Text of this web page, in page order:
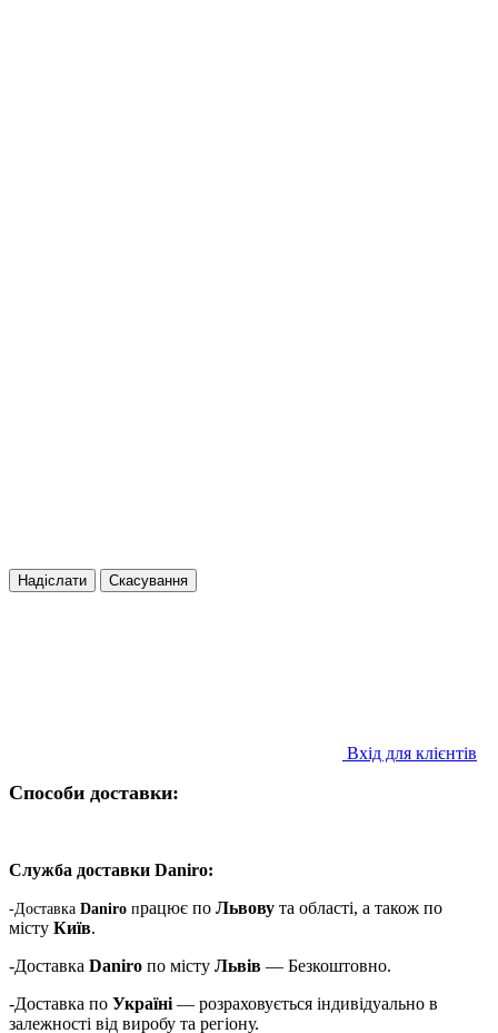
Надіслати Скасування
Вхід для клієнтів
Способи доставки:
Служба доставки Daniro:
-Доставка Daniro працює по Львову та області, а також по
місту Київ.
-Доставка Daniro по місту Львів — Безкоштовно.
-Доставка по Україні — розраховується індивідуально в
залежності від виробу та регіону.